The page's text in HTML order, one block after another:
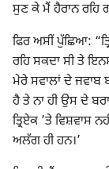
ਸੁਣ ਕੇ ਮੈਂ ਹੈਰਾਨ ਰਹਿ
ਫਿਰ ਅਸੀਂ ਪੁੱਛਿਆ:
ਰਹਿ ਸਕਦਾ ਸੀ ਤੇ
ਮੇਰੇ ਸਵਾਲਾਂ ਦੇ ਜਵਾਬ
ਹੈ ਤੇ ਨਾ ਹੀ ਉਸ ਦੇ
ਤ੍ਰਿਏਕ ’ਤੇ ਵਿਸ਼ਵਾਸ
ਅਲੱਗ ਹੀ ਹਨ।’